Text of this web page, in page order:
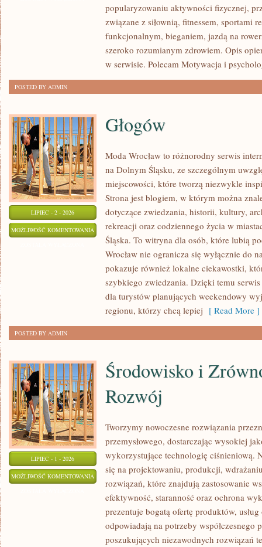
INSPIRACJE
popularyzowaniu aktywności fizycznej,
związane z siłownią, fitnessem, sportami
funkcjonalnym, bieganiem, jazdą na
szeroko rozumianym zdrowiem. Opis
w serwisie. Polecam Motywacja i
POSTED BY ADMIN
LIPIEC - 2 - 2026
MOŻLIWOŚĆ KOMENTOWANIA GŁOGÓW
Głogów
Moda Wrocław to różnorodny serwis
na Dolnym Śląsku, ze szczególnym
miejscowości, które tworzą niezwykle
Strona jest blogiem, w którym można
dotyczące zwiedzania, historii, kultury,
rekreacji oraz codziennego życia w
Śląska. To witryna dla osób, które lubią
Wrocław nie ogranicza się wyłącznie do
pokazuje również lokalne ciekawostki,
szybkiego zwiedzania. Dzięki temu
dla turystów planujących weekendowy
regionu, którzy chcą lepiej [ Read More ]
POSTED BY ADMIN
LIPIEC - 1 - 2026
MOŻLIWOŚĆ KOMENTOWANIA ŚRODOWISKO
ZRÓWNOWAŻONY
Środowisko i
Rozwój
Tworzymy nowoczesne rozwiązania
przemysłowego, dostarczając wysokiej
wykorzystujące technologię ciśnieniową.
się na projektowaniu, produkcji,
rozwiązań, które znajdują zastosowanie
efektywność, staranność oraz ochrona
prezentuje bogatą ofertę produktów,
odpowiadają na potrzeby współczesnego
poszukujących niezawodnych rozwiązań